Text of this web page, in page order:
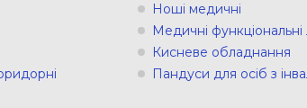
Ноші медичні
Медичні функціональні
Кисневе обладнання
Пандуси для осіб з